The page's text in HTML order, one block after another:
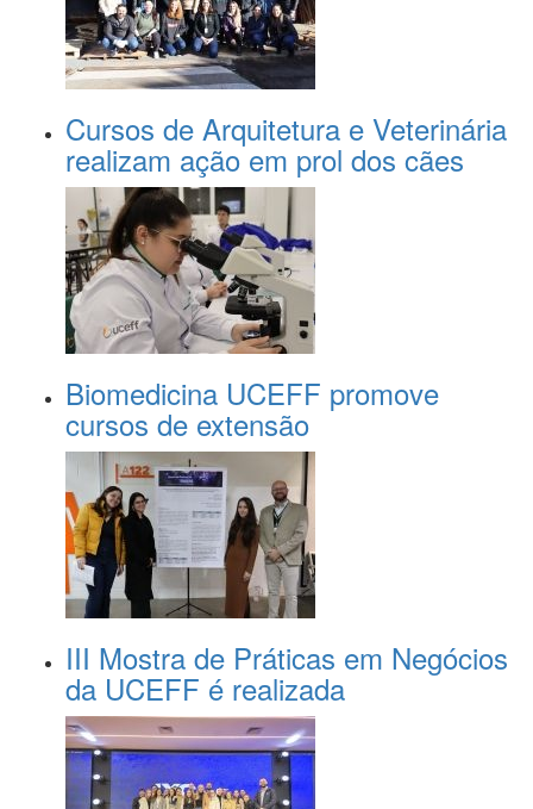
Cursos de Arquitetura e Veterinária
realizam ação em prol dos cães
Biomedicina UCEFF promove
cursos de extensão
III Mostra de Práticas em Negócios
da UCEFF é realizada